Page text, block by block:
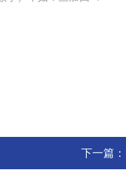
下一篇：